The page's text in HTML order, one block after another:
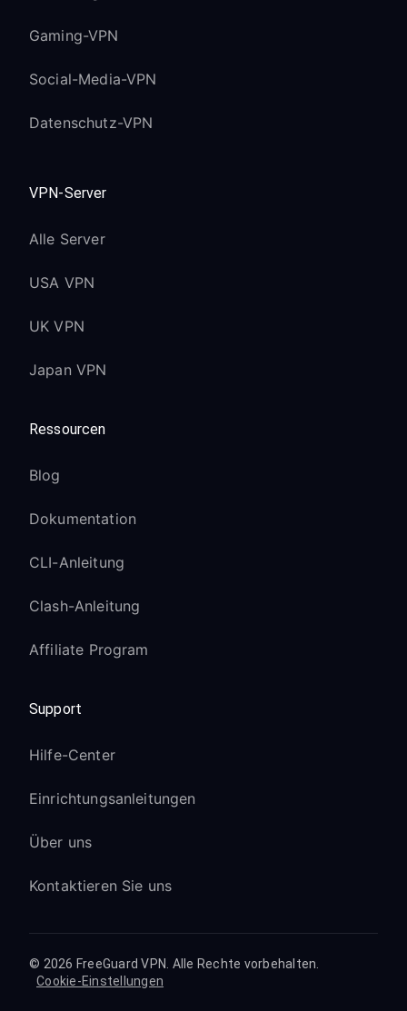
Gaming-VPN
Social-Media-VPN
Datenschutz-VPN
VPN-Server
Alle Server
USA VPN
UK VPN
Japan VPN
Ressourcen
Blog
Dokumentation
CLI-Anleitung
Clash-Anleitung
Affiliate Program
Support
Hilfe-Center
Einrichtungsanleitungen
Über uns
Kontaktieren Sie uns
© 2026 FreeGuard VPN. Alle Rechte vorbehalten.
Cookie-Einstellungen